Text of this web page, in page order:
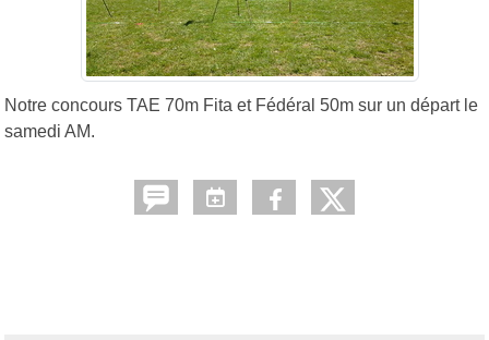
Notre concours TAE 70m Fita et Fédéral 50m sur un départ le
samedi AM.